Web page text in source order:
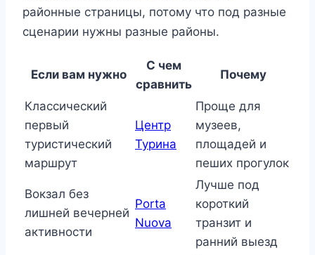
районные страницы, потому что под разные
сценарии нужны разные районы.
Если вам нужно
С чем
сравнить
Почему
Классический
первый
туристический
маршрут
Центр
Турина
Проще для
музеев,
площадей и
пеших прогулок
Вокзал без
лишней вечерней
активности
Porta
Nuova
Лучше под
короткий
транзит и
ранний выезд